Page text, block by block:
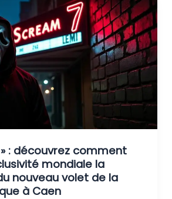
: découvrez comment
mondiale la
nouveau volet de la
à Caen